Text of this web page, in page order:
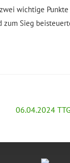
wichtige Punkte
Sieg
06.04.2024